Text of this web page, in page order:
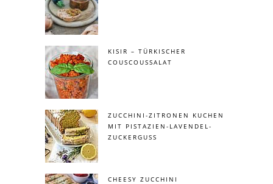
KISIR – TÜRKISCHER
COUSCOUSSALAT
ZUCCHINI-ZITRONEN KUCHEN
MIT PISTAZIEN-LAVENDEL-
ZUCKERGUSS
CHEESY ZUCCHINI